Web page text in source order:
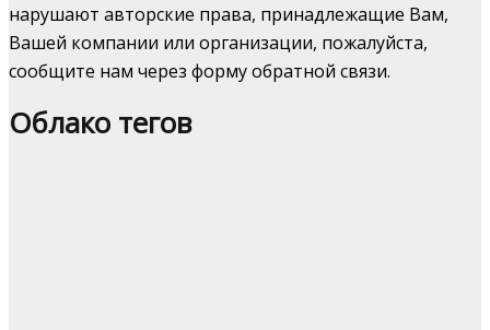
нарушают авторские права, принадлежащие Вам,
Вашей компании или организации, пожалуйста,
сообщите нам через форму обратной связи.
Облако тегов